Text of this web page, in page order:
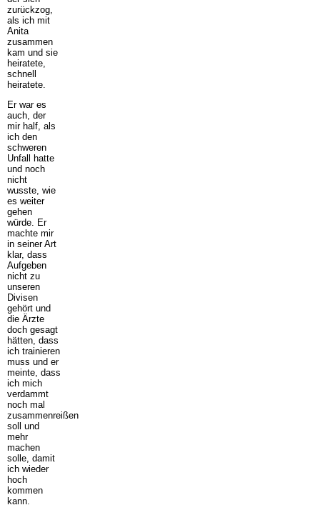
zurückzog,
als ich mit
Anita
zusammen
kam und sie
heiratete,
schnell
heiratete.
Er war es
auch, der
mir half, als
ich den
schweren
Unfall hatte
und noch
nicht
wusste, wie
es weiter
gehen
würde. Er
machte mir
in seiner Art
klar, dass
Aufgeben
nicht zu
unseren
Divisen
gehört und
die Ärzte
doch gesagt
hätten, dass
ich trainieren
muss und er
meinte, dass
ich mich
verdammt
noch mal
zusammenreißen
soll und
mehr
machen
solle, damit
ich wieder
hoch
kommen
kann.